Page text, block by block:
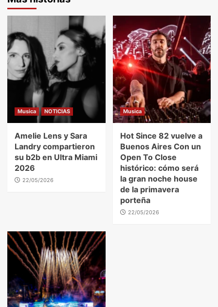
Musica NOTICIAS
Amelie Lens y Sara
Landry compartieron
su b2b en Ultra Miami
2026
22/05/2026
Musica
Hot Since 82 vuelve a
Buenos Aires Con un
Open To Close
histórico: cómo será
la gran noche house
de la primavera
porteña
22/05/2026